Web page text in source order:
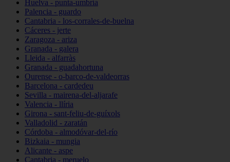
Huelva - punta-umbría
Palencia - guardo
Cantabria - los-corrales-de-buelna
Cáceres - jerte
Zaragoza - ariza
Granada - galera
Lleida - alfarràs
Granada - guadahortuna
Ourense - o-barco-de-valdeorras
Barcelona - cardedeu
Sevilla - mairena-del-aljarafe
Valencia - llíria
Girona - sant-feliu-de-guíxols
Valladolid - zaratán
Córdoba - almodóvar-del-río
Bizkaia - mungia
Alicante - aspe
Cantabria - meruelo